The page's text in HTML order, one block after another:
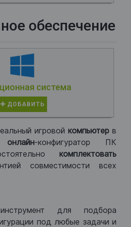
обеспечение
система
ДОБАВИТЬ
игровой компьютер в
онлайн-конфигуратор ПК
комплектовать
совместимости всех
для подбора
под любые задачи и